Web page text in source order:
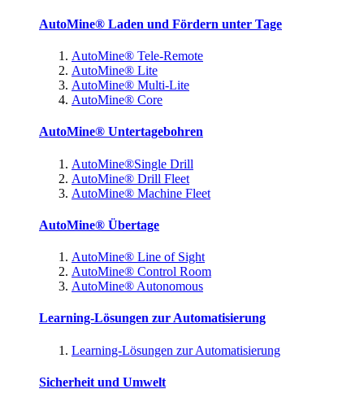
AutoMine® Laden und Fördern unter Tage
AutoMine® Tele-Remote
AutoMine® Lite
AutoMine® Multi-Lite
AutoMine® Core
AutoMine® Untertagebohren
AutoMine®Single Drill
AutoMine® Drill Fleet
AutoMine® Machine Fleet
AutoMine® Übertage
AutoMine® Line of Sight
AutoMine® Control Room
AutoMine® Autonomous
Learning-Lösungen zur Automatisierung
Learning-Lösungen zur Automatisierung
Sicherheit und Umwelt